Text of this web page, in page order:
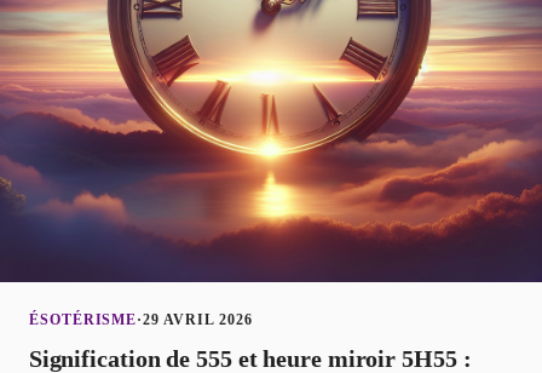
ÉSOTÉRISME·29 AVRIL 2026
Signification de 555 et heure miroir 5H55 :